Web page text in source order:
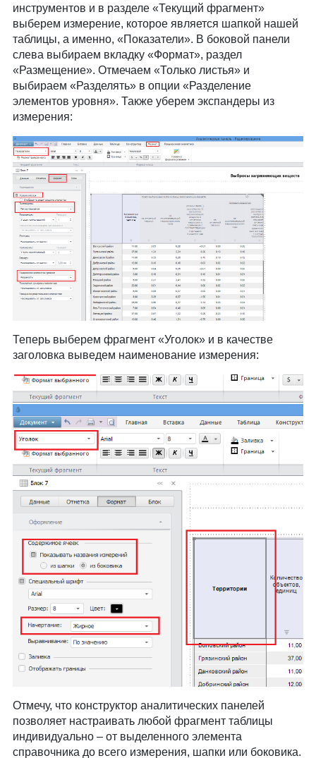
инструментов и в разделе «Текущий фрагмент»
выберем измерение, которое является шапкой нашей
таблицы, а именно, «Показатели». В боковой панели
слева выбираем вкладку «Формат», раздел
«Размещение». Отмечаем «Только листья» и
выбираем «Разделять» в опции «Разделение
элементов уровня». Также уберем экспандеры из
измерения:
Теперь выберем фрагмент «Уголок» и в качестве
заголовка выведем наименование измерения:
Отмечу, что конструктор аналитических панелей
позволяет настраивать любой фрагмент таблицы
индивидуально – от выделенного элемента
справочника до всего измерения, шапки или боковика.